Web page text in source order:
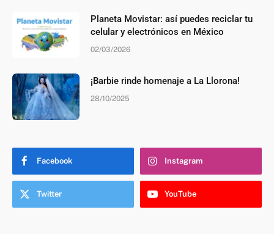
Planeta Movistar: así puedes reciclar tu
celular y electrónicos en México
02/03/2026
¡Barbie rinde homenaje a La Llorona!
28/10/2025
Facebook Instagram
Twitter YouTube